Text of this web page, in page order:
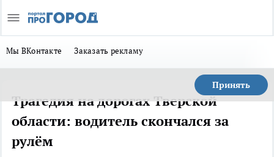
Мы ВКонтакте Заказать рекламу
Принять
Трагедия на дорогах Тверской
области: водитель скончался за
рулём